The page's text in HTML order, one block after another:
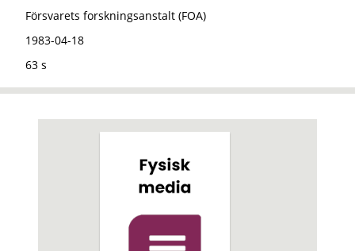
Försvarets forskningsanstalt (FOA)
1983-04-18
63 s